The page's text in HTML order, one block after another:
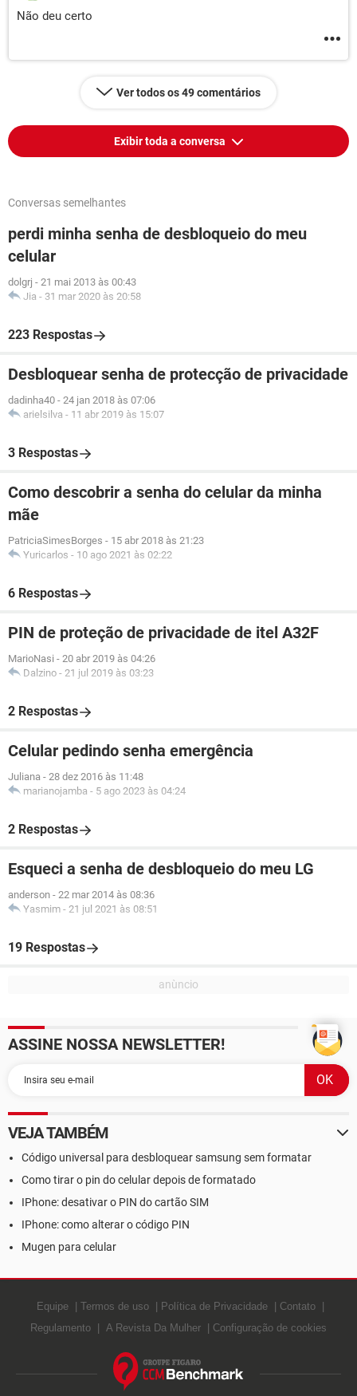
Não deu certo
Ver todos os 49 comentários
Exibir toda a conversa
Conversas semelhantes
perdi minha senha de desbloqueio do meu
celular
dolgrj - 21 mai 2013 às 00:43
Jia - 31 mar 2020 às 20:58
223 Respostas
Desbloquear senha de protecção de privacidade
dadinha40 - 24 jan 2018 às 07:06
arielsilva - 11 abr 2019 às 15:07
3 Respostas
Como descobrir a senha do celular da minha
mãe
PatriciaSimesBorges - 15 abr 2018 às 21:23
Yuricarlos - 10 ago 2021 às 02:22
6 Respostas
PIN de proteção de privacidade de itel A32F
MarioNasi - 20 abr 2019 às 04:26
Dalzino - 21 jul 2019 às 03:23
2 Respostas
Celular pedindo senha emergência
Juliana - 28 dez 2016 às 11:48
marianojamba - 5 ago 2023 às 04:24
2 Respostas
Esqueci a senha de desbloqueio do meu LG
anderson - 22 mar 2014 às 08:36
Yasmim - 21 jul 2021 às 08:51
19 Respostas
ASSINE NOSSA NEWSLETTER!
VEJA TAMBÉM
Código universal para desbloquear samsung sem formatar
Como tirar o pin do celular depois de formatado
IPhone: desativar o PIN do cartão SIM
IPhone: como alterar o código PIN
Mugen para celular
Equipe Termos de uso Política de Privacidade
Contato
Regulamento
A Revista Da Mulher Configuração de cookies